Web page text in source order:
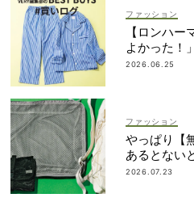
ファッション
【ロンハ
よかった！
2026.06.25
ファッション
やっぱり【
あるとない
上げアイテム
2026.07.23